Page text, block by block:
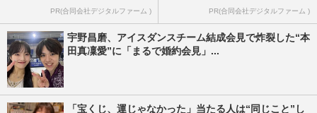
PR(合同会社デジタルファーム ) PR(合同会社デジタルファーム )
宇野昌磨、アイスダンスチーム結成会見で炸裂した“本
田真凜愛”に「まるで婚約会見」...
「宝くじ、運じゃなかった」当たる人は“同じこと”し